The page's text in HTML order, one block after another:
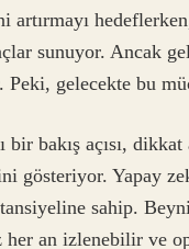
artırmayı
sunuyor. Ancak
Peki, gelecekte bu
bir bakış açısı,
gösteriyor. Yapay
sahip.
an izlenebilir ve